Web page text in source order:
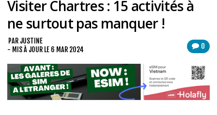
Mes ressources pour voyager
Guides voyages
Contact
Mon journal de bord sur Instagram
Visiter Chartres : 15 activités à
ne surtout pas manquer !
0
PAR JUSTINE
- MIS À JOUR LE 6 MAR 2024